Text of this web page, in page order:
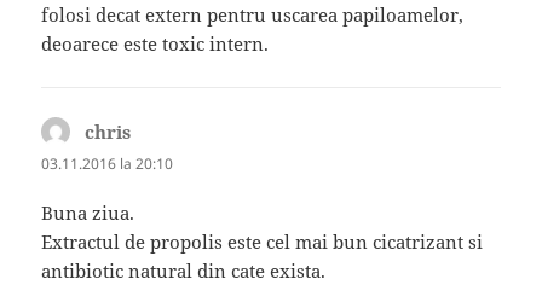
folosi decat extern pentru uscarea papiloamelor,
deoarece este toxic intern.
chris
03.11.2016 la 20:10
Buna ziua.
Extractul de propolis este cel mai bun cicatrizant si
antibiotic natural din cate exista.